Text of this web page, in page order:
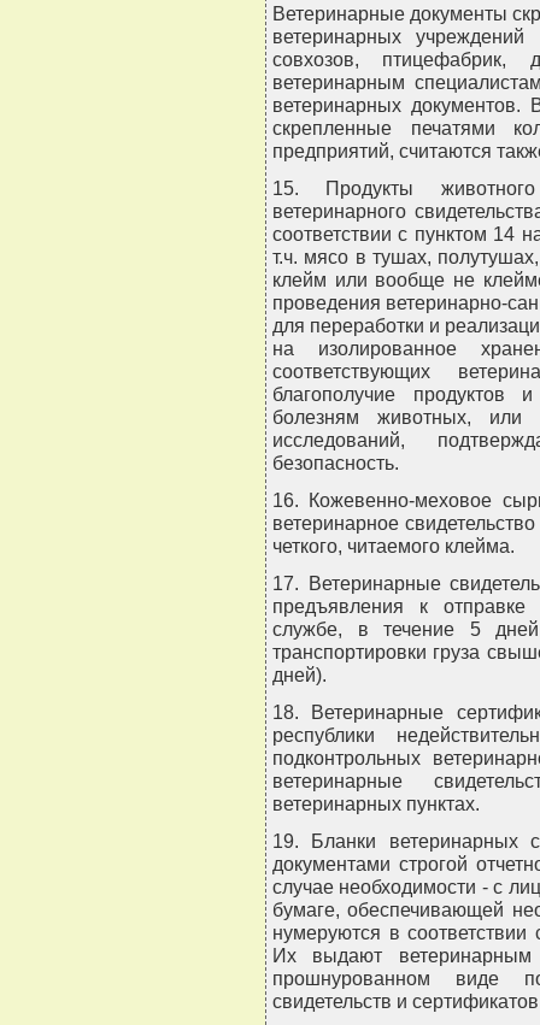
Ветеринарные документы
ветеринарных
совхозов, птицефабрик,
ветеринарным
ветеринарных документов.
скрепленные печатями
предприятий, считаются
15. Продукты
ветеринарного
соответствии с пунктом 14
т.ч. мясо в тушах,
клейм или вообще не
проведения ветеринарно-
для переработки и
на изолированное
соответствующих
благополучие
болезням животных, или
исследований,
безопасность.
16. Кожевенно-меховое
ветеринарное
четкого, читаемого клейма.
17. Ветеринарные
предъявления к отправке
службе, в течение 5
транспортировки груза
дней).
18. Ветеринарные
республики
подконтрольных
ветеринарные
ветеринарных пунктах.
19. Бланки ветеринарных
документами строгой
случае необходимости - с
бумаге, обеспечивающей
нумеруются в
Их выдают
прошнурованном виде
свидетельств и